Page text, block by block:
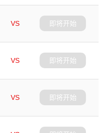
VS
即将开始
VS
即将开始
VS
即将开始